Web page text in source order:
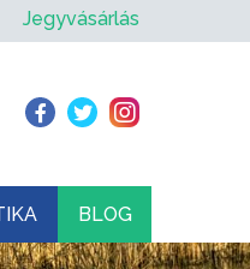
Jegyvásárlás
BLOG